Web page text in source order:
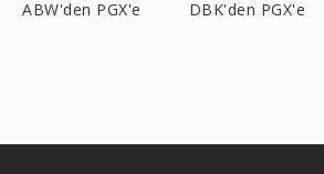
ABW'den PGX'e DBK'den PGX'e